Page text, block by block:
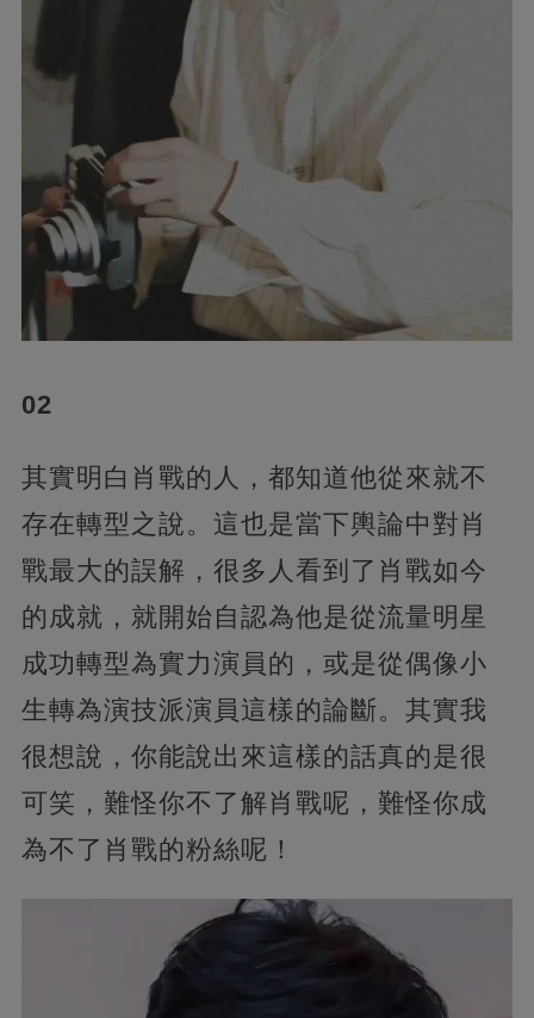
02
其實明白肖戰的人，都知道他從來就不
存在轉型之說。這也是當下輿論中對肖
戰最大的誤解，很多人看到了肖戰如今
的成就，就開始自認為他是從流量明星
成功轉型為實力演員的，或是從偶像小
生轉為演技派演員這樣的論斷。其實我
很想說，你能說出來這樣的話真的是很
可笑，難怪你不了解肖戰呢，難怪你成
為不了肖戰的粉絲呢！